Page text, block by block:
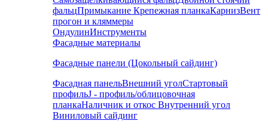
фальцПримыкание Крепежная планкаКарнизВент
прогон и кляммеры
ОндулинИнструменты
Фасадные материалы
Фасадные панели (Цокольный сайдинг)
Фасадная панельВнешний уголСтартовый
профильJ - профиль/облицовочная
планкаНаличник и откос Внутренний угол
Виниловый сайдинг